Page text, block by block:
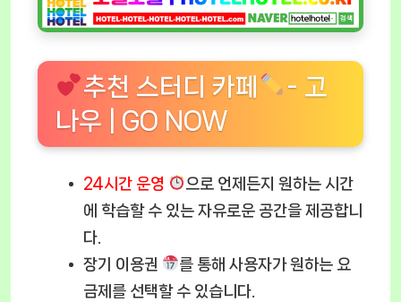
추천 스터디 카페
- 고
나우 | GO NOW
24시간 운영
으로 언제든지 원하는 시간
에 학습할 수 있는 자유로운 공간을 제공합니
다.
장기 이용권
를 통해 사용자가 원하는 요
금제를 선택할 수 있습니다.